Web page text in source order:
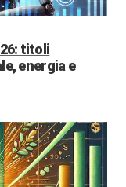
titoli
energia e